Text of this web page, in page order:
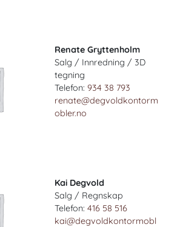
Renate Gryttenholm
Salg / Innredning / 3D
tegning
Telefon: 934 38 793
renate@degvoldkontorm
obler.no
Kai Degvold
Salg / Regnskap
Telefon: 416 58 516
kai@degvoldkontormobl